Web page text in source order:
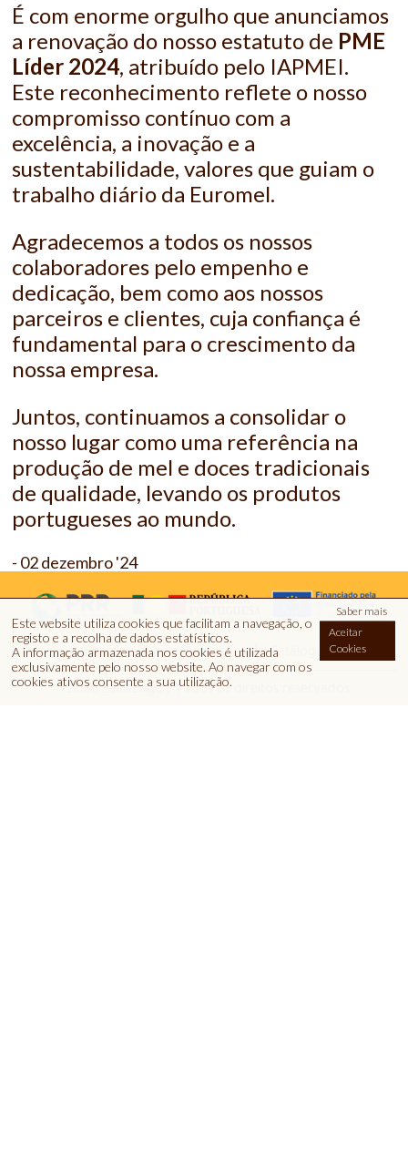
Este website utiliza cookies que facilitam a navegação, o
registo e a recolha de dados estatísticos.
A informação armazenada nos cookies é utilizada
exclusivamente pelo nosso website.Ao navegar com os
cookies ativos consente a sua utilização.
Saber mais
Aceitar
Cookies
É com enorme orgulho que anunciamos
a renovação do nosso estatuto de PME
Líder 2024, atribuído pelo IAPMEI.
Este reconhecimento reflete o nosso
compromisso contínuo com a
excelência, a inovação e a
sustentabilidade, valores que guiam o
trabalho diário da Euromel.
Agradecemos a todos os nossos
colaboradores pelo empenho e
dedicação, bem como aos nossos
parceiros e clientes, cuja confiança é
fundamental para o crescimento da
nossa empresa.
Juntos, continuamos a consolidar o
nosso lugar como uma referência na
produção de mel e doces tradicionais
de qualidade, levando os produtos
portugueses ao mundo.
- 02 dezembro '24
Contactos Informações Catálogo
© 2026 BeiraBaga | Todos os direitos reservados.